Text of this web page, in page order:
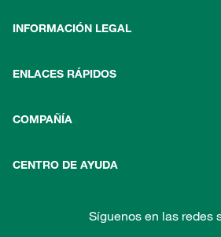
INFORMACIÓN LEGAL
ENLACES RÁPIDOS
COMPAÑÍA
CENTRO DE AYUDA
Síguenos en las redes